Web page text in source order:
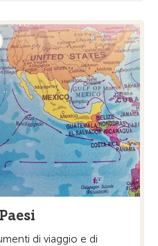
di viaggio e di